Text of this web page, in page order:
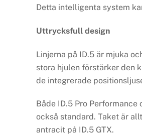
Detta intelligenta system
Uttrycksfull design
Linjerna på ID.5 är mjuka
stora hjulen förstärker den
de integrerade
Både ID.5 Pro
också standard. Taket är
antracit på ID.5 GTX.